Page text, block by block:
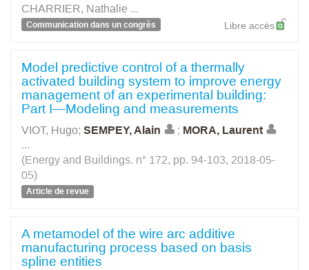
CHARRIER, Nathalie ...
Communication dans un congrès Libre accès
Model predictive control of a thermally
activated building system to improve energy
management of an experimental building:
Part I—Modeling and measurements
VIOT, Hugo; SEMPEY, Alain ; MORA, Laurent
...
(Energy and Buildings. n° 172, pp. 94-103, 2018-05-
05)
Article de revue
A metamodel of the wire arc additive
manufacturing process based on basis
spline entities